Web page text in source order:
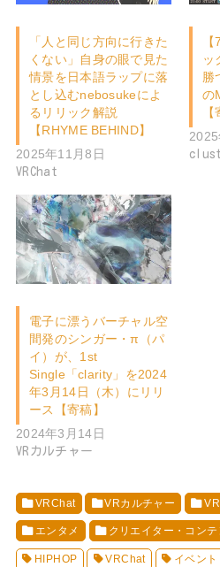
「人と同じ方向に行きた
くない」自身の眼で見た
情景を日本語ラップに落
とし込むnebosukeによ
るリリック解説
【RHYME BEHIND】
2025年11月8日
VRChat
ッ
勝
の
2025
電子に漂うバーチャル空
間発のシンガー・π（パ
イ）が、1st
Single「clarity」を2024
年3月14日（木）にリリ
ース【寄稿】
2024年3月14日
VRカルチャー
VRChat VRカルチャー
エンタメ クリエイター・コンテ
HIPHOP VRChat イベント